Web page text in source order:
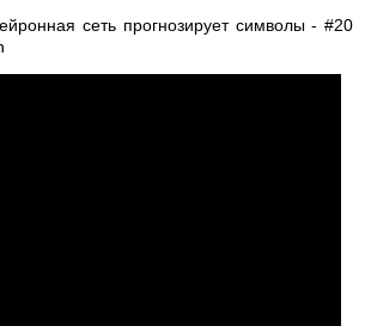
сеть прогнозирует символы - #20